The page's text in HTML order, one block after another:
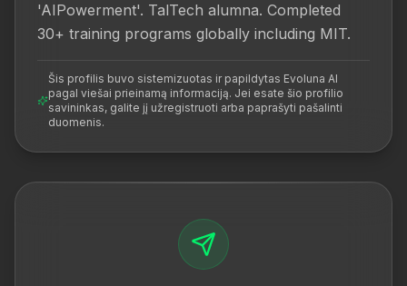
'AIPowerment'. TalTech alumna. Completed
30+ training programs globally including MIT.
Šis profilis buvo sistemizuotas ir papildytas Evoluna AI
pagal viešai prieinamą informaciją. Jei esate šio profilio
savininkas, galite jį užregistruoti arba paprašyti pašalinti
duomenis.